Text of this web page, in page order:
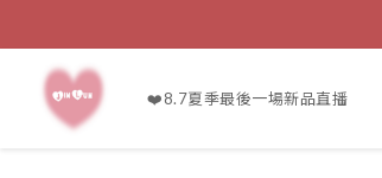
❤️8.7夏季最後一場新品直播